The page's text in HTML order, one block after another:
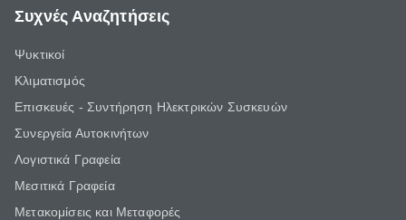
Συχνές Αναζητήσεις
Ψυκτικοί
Κλιματισμός
Επισκευές - Συντήρηση Ηλεκτρικών Συσκευών
Συνεργεία Αυτοκινήτων
Λογιστικά Γραφεία
Μεσιτικά Γραφεία
Μετακομίσεις και Μεταφορές